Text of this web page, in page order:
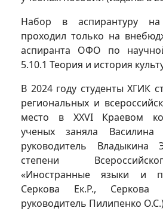
Набор в аспирантуру на
проходил только на
аспиранта ОФО по
5.10.1 Теория и история
В 2024 году студенты ХГИК
региональных и
место в ХХVI Краевом
ученых заняла
руководитель
степени
«Иностранные языки и
Серкова Ек.Р.,
руководитель Пилипенко